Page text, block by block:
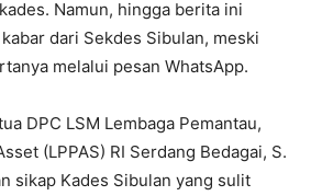
Namun, hingga berita ini
dari Sekdes Sibulan, meski
melalui pesan WhatsApp.
DPC LSM Lembaga Pemantau,
(LPPAS) RI Serdang Bedagai, S.
sikap Kades Sibulan yang sulit